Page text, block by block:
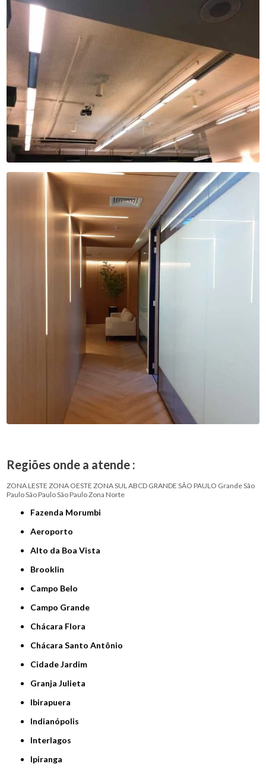
Regiões onde a atende :
ZONA LESTE ZONA OESTE ZONA SULABCD GRANDE SÃO PAULO Grande São
PauloSão PauloSão PauloZona Norte
Fazenda Morumbi
Aeroporto
Alto da Boa Vista
Brooklin
Campo Belo
Campo Grande
Chácara Flora
Chácara Santo Antônio
Cidade Jardim
Granja Julieta
Ibirapuera
Indianópolis
Interlagos
Ipiranga